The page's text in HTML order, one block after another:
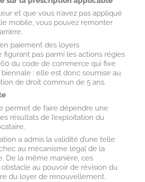
et que vous n’avez pas appliqué
mobile, vous pouvez remonter
paiement des loyers
pas parmi les actions régies
60 du code de commerce qui fixe
: elle est donc soumise au
de droit commun de 5 ans.
permet de faire dépendre une
résultats de l’exploitation du
a admis la validité d’une telle
au mécanisme légal de la
De la même manière, ces
au pouvoir de révision du
du loyer de renouvellement.